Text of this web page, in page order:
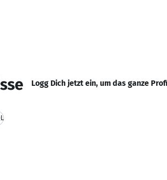
Logg Dich jetzt ein, um das ganze